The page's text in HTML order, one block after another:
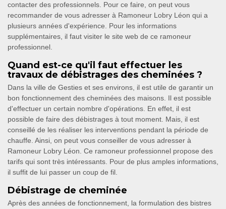
contacter des professionnels. Pour ce faire, on peut vous
recommander de vous adresser à Ramoneur Lobry Léon qui a
plusieurs années d'expérience. Pour les informations
supplémentaires, il faut visiter le site web de ce ramoneur
professionnel.
Quand est-ce qu'il faut effectuer les
travaux de débistrages des cheminées ?
Dans la ville de Gesties et ses environs, il est utile de garantir un
bon fonctionnement des cheminées des maisons. Il est possible
d'effectuer un certain nombre d'opérations. En effet, il est
possible de faire des débistrages à tout moment. Mais, il est
conseillé de les réaliser les interventions pendant la période de
chauffe. Ainsi, on peut vous conseiller de vous adresser à
Ramoneur Lobry Léon. Ce ramoneur professionnel propose des
tarifs qui sont très intéressants. Pour de plus amples informations,
il suffit de lui passer un coup de fil.
Débistrage de cheminée
Après des années de fonctionnement, la formulation des bistres